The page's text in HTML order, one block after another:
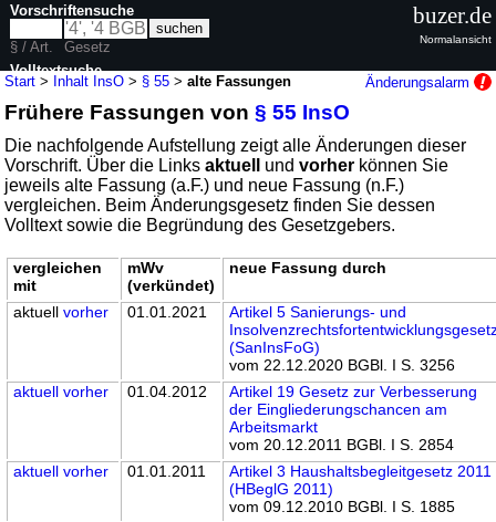
Start > Inhalt InsO > § 55 >alte Fassungen Änderungsalarm
Frühere Fassungen von§ 55 InsO
Die nachfolgende Aufstellung zeigt alle Änderungen dieser
Vorschrift. Über die Linksaktuell undvorher können Sie
jeweils alte Fassung (a.F.) und neue Fassung (n.F.)
vergleichen. Beim Änderungsgesetz finden Sie dessen
Volltext sowie die Begründung des Gesetzgebers.
vergleichen
mit
mWv
(verkündet)
neue Fassung durch
aktuellvorher 01.01.2021
Artikel 5 Sanierungs- und
(SanInsFoG)
vom 22.12.2020 BGBl. I S. 3256
aktuell vorher 01.04.2012
Artikel 19 Gesetz zur Verbesserung
der Eingliederungschancen am
Arbeitsmarkt
vom 20.12.2011 BGBl. I S. 2854
aktuell vorher 01.01.2011
Artikel 3 Haushaltsbegleitgesetz 2011
(HBeglG 2011)
vom 09.12.2010 BGBl. I S. 1885
Vorschriftensuche
§ / Art.
Gesetz
Volltextsuche
nur in InsO
buzer.de
Normalansicht